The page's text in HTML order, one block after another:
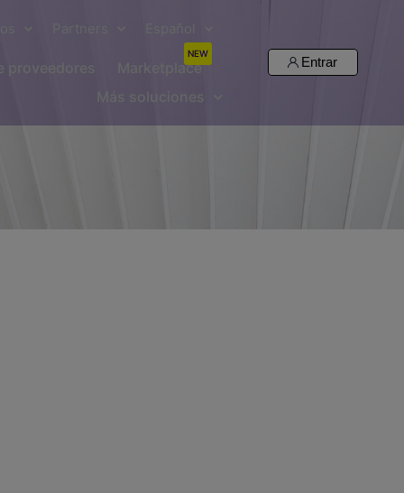
proveedores Marketplace
NEW
Más soluciones
Entrar